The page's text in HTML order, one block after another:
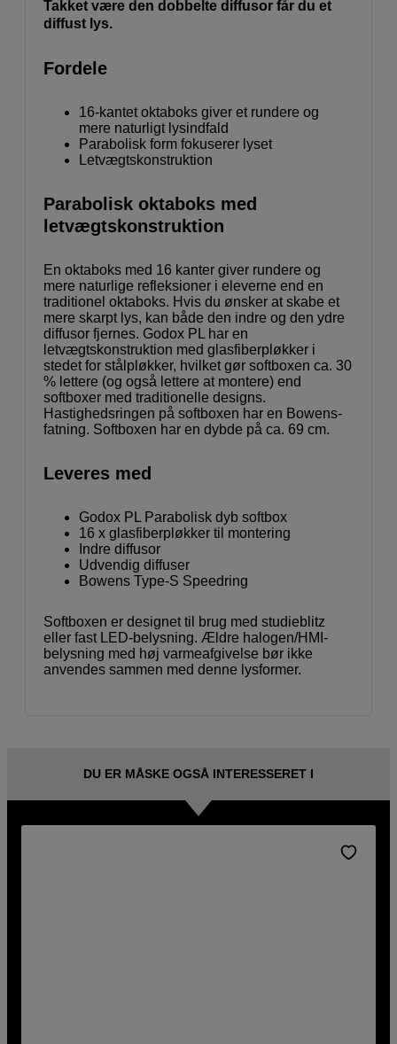
Takket være den dobbelte diffusor får du et
diffust lys.
Fordele
16-kantet oktaboks giver et rundere og
mere naturligt lysindfald
Parabolisk form fokuserer lyset
Letvægtskonstruktion
Parabolisk oktaboks med
letvægtskonstruktion
En oktaboks med 16 kanter giver rundere og
mere naturlige refleksioner i eleverne end en
traditionel oktaboks. Hvis du ønsker at skabe et
mere skarpt lys, kan både den indre og den ydre
diffusor fjernes. Godox PL har en
letvægtskonstruktion med glasfiberpløkker i
stedet for stålpløkker, hvilket gør softboxen ca. 30
% lettere (og også lettere at montere) end
softboxer med traditionelle designs.
Hastighedsringen på softboxen har en Bowens-
fatning. Softboxen har en dybde på ca. 69 cm.
Leveres med
Godox PL Parabolisk dyb softbox
16 x glasfiberpløkker til montering
Indre diffusor
Udvendig diffuser
Bowens Type-S Speedring
Softboxen er designet til brug med studieblitz
eller fast LED-belysning. Ældre halogen/HMI-
belysning med høj varmeafgivelse bør ikke
anvendes sammen med denne lysformer.
DU ER MÅSKE OGSÅ INTERESSERET I